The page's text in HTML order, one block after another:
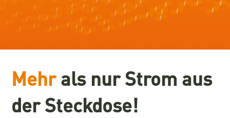
Mehrals nur Strom aus
der Steckdose!